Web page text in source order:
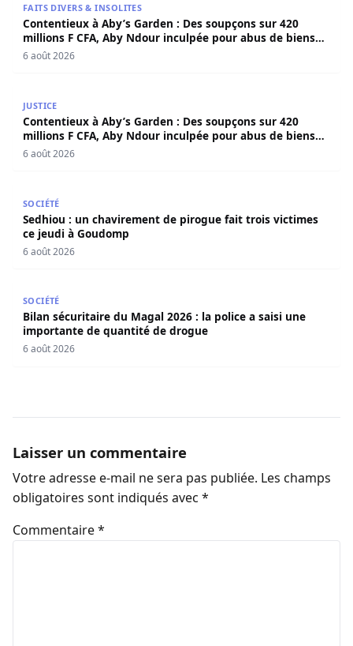
FAITS DIVERS & INSOLITES
Contentieux à Aby’s Garden : Des soupçons sur 420
millions F CFA, Aby Ndour inculpée pour abus de biens
sociaux
6 août 2026
JUSTICE
Contentieux à Aby’s Garden : Des soupçons sur 420
millions F CFA, Aby Ndour inculpée pour abus de biens
sociaux
6 août 2026
SOCIÉTÉ
Sedhiou : un chavirement de pirogue fait trois victimes
ce jeudi à Goudomp
6 août 2026
SOCIÉTÉ
Bilan sécuritaire du Magal 2026 : la police a saisi une
importante de quantité de drogue
6 août 2026
Laisser un commentaire
Votre adresse e-mail ne sera pas publiée. Les champs
obligatoires sont indiqués avec *
Commentaire*